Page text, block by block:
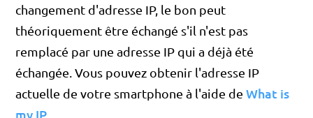
changement d'adresse IP, le bon peut
théoriquement être échangé s'il n'est pas
remplacé par une adresse IP qui a déjà été
échangée. Vous pouvez obtenir l'adresse IP
actuelle de votre smartphone à l'aide deWhat is
my IP